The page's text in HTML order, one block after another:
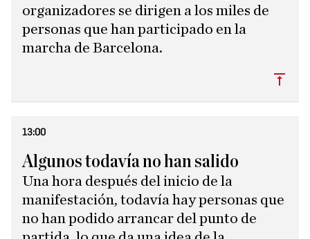
organizadores se dirigen a los miles de
personas que han participado en la
marcha de Barcelona.
13:00
Algunos todavía no han salido
Una hora después del inicio de la
manifestación, todavía hay personas que
no han podido arrancar del punto de